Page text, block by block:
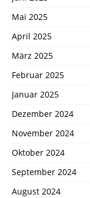
Mai 2025
April 2025
März 2025
Februar 2025
Januar 2025
Dezember 2024
November 2024
Oktober 2024
September 2024
August 2024